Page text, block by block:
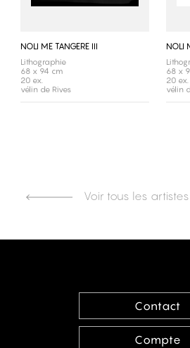
NOLI ME TANGERE III
Lithographie
68 x 94 cm
20 ex.
vélin de Rives
NOLI
68 x
20 ex.
vélin
Voir tous les artistes
Contact
Compte